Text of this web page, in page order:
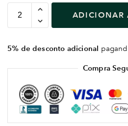
ADICIONAR
5% de desconto adicional
Compra